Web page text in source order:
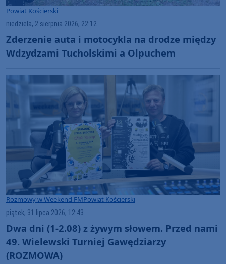
Powiat Kościerski
niedziela, 2 sierpnia 2026, 22:12
Zderzenie auta i motocykla na drodze między
Wdzydzami Tucholskimi a Olpuchem
Rozmowy w Weekend FMPowiat Kościerski
piątek, 31 lipca 2026, 12:43
Dwa dni (1-2.08) z żywym słowem. Przed nami
49. Wielewski Turniej Gawędziarzy
(ROZMOWA)